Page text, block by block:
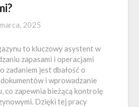
2025
to kluczowy asystent w
zapasami i operacjami
zadaniem jest dbałość o
i wprowadzanie
co zapewnia bieżącą kontrolę
Dzięki tej pracy